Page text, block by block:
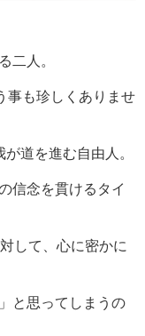
二人。
事も珍しくありませ
道を進む自由人。
信念を貫けるタイ
して、心に密かに
と思ってしまうの